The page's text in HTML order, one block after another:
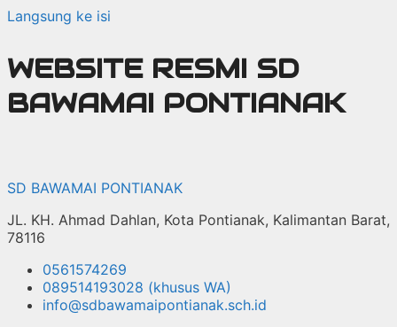
Langsung ke isi
WEBSITE RESMI SD
BAWAMAI PONTIANAK
SD BAWAMAI PONTIANAK
JL. KH. Ahmad Dahlan, Kota Pontianak, Kalimantan Barat,
78116
0561574269
089514193028 (khusus WA)
info@sdbawamaipontianak.sch.id